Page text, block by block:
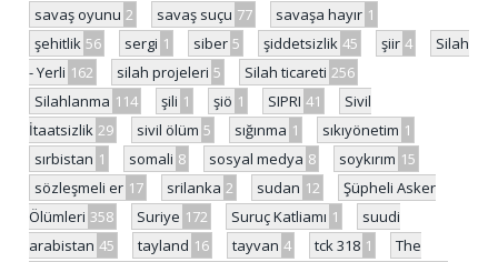
savaş oyunu 2 savaş suçu 77 savaşa hayır 1
şehitlik 56 sergi 1 siber 5 şiddetsizlik 45 şiir 4
Silah
- Yerli 162 silah projeleri 5 Silah ticareti 256
Silahlanma 114 şili 1 şiö 1 SIPRI 41
Sivil
İtaatsizlik 29 sivil ölüm 5 sığınma 1 sıkıyönetim 1
sırbistan 1 somali 8 sosyal medya 8 soykırım 15
sözleşmeli er 17 srilanka 2 sudan 12
Şüpheli Asker
Ölümleri 358 Suriye 172 Suruç Katliamı 1
suudi
arabistan 45 tayland 16 tayvan 4 tck 318 1
The